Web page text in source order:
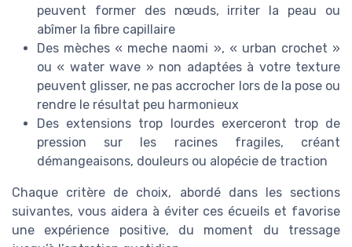
peuvent former des nœuds, irriter la peau ou
abîmer la fibre capillaire
Des mèches « meche naomi », « urban crochet »
ou « water wave » non adaptées à votre texture
peuvent glisser, ne pas accrocher lors de la pose ou
rendre le résultat peu harmonieux
Des extensions trop lourdes exerceront trop de
pression sur les racines fragiles, créant
démangeaisons, douleurs ou alopécie de traction
Chaque critère de choix, abordé dans les sections
suivantes, vous aidera à éviter ces écueils et favorise
une expérience positive, du moment du tressage